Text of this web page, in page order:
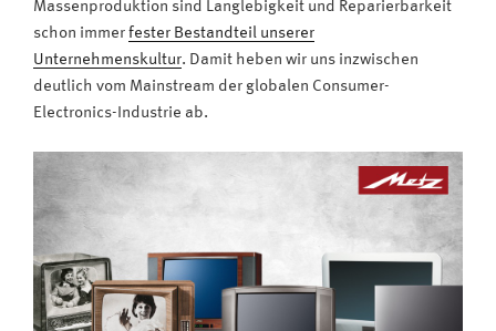
Massenproduktion sind Langlebigkeit und Reparierbarkeit
schon immer fester Bestandteil unserer
Unternehmenskultur. Damit heben wir uns inzwischen
deutlich vom Mainstream der globalen Consumer-
Electronics-Industrie ab.